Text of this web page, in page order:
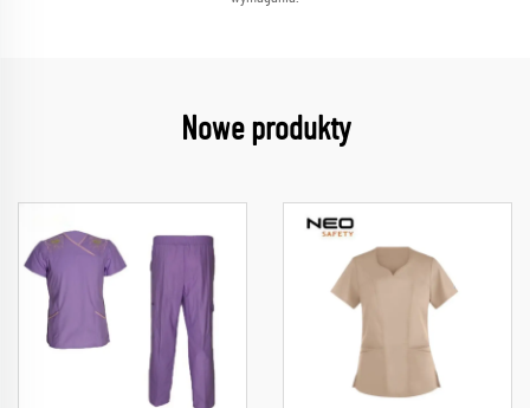
Nowe produkty